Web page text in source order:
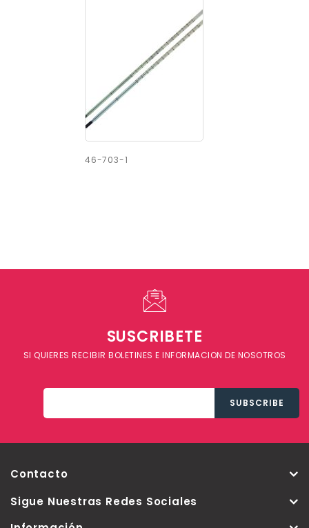
46-703-1
SUSCRIBETE
SI QUIERES RECIBIR BOLETINES E INFORMACION DE NOSOTROS
Contacto
Sigue Nuestras Redes Sociales